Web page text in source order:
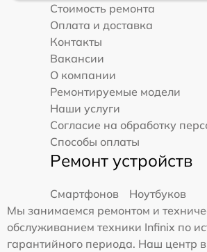
Стоимость ремонта
Оплата и доставка
Контакты
Вакансии
О компании
Ремонтируемые модели
Наши услуги
Согласие на обработку
Способы оплаты
Ремонт устройств
Смартфонов
Ноутбуков
Мы занимаемся ремонтом и
обслуживанием техники Infinix по
гарантийного периода. Наш центр